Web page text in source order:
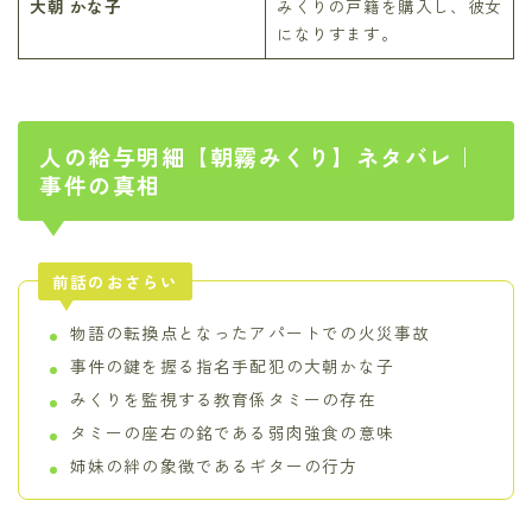
大朝 かな子
みくりの戸籍を購入し、彼女
になりすます。
人の給与明細【朝霧みくり】ネタバレ｜
事件の真相
前話のおさらい
物語の転換点となったアパートでの火災事故
事件の鍵を握る指名手配犯の大朝かな子
みくりを監視する教育係タミーの存在
タミーの座右の銘である弱肉強食の意味
姉妹の絆の象徴であるギターの行方